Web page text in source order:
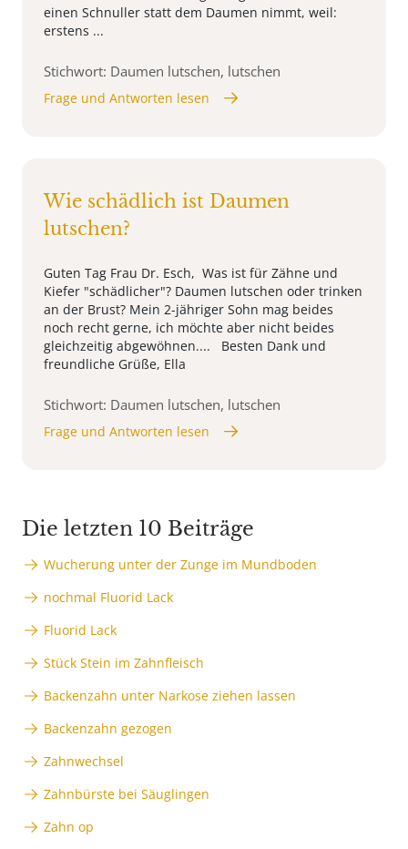
einen Schnuller statt dem Daumen nimmt, weil:
erstens ...
Stichwort: Daumen lutschen, lutschen
Frage und Antworten lesen
Wie schädlich ist Daumen
lutschen?
Guten Tag Frau Dr. Esch, Was ist für Zähne und
Kiefer "schädlicher"? Daumen lutschen oder trinken
an der Brust? Mein 2-jähriger Sohn mag beides
noch recht gerne, ich möchte aber nicht beides
gleichzeitig abgewöhnen.... Besten Dank und
freundliche Grüße, Ella
Stichwort: Daumen lutschen, lutschen
Frage und Antworten lesen
Die letzten 10 Beiträge
Wucherung unter der Zunge im Mundboden
nochmal Fluorid Lack
Fluorid Lack
Stück Stein im Zahnfleisch
Backenzahn unter Narkose ziehen lassen
Backenzahn gezogen
Zahnwechsel
Zahnbürste bei Säuglingen
Zahn op